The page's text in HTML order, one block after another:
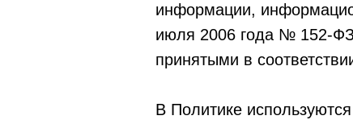
информации,
июля 2006 года № 152-
принятыми в
В Политике